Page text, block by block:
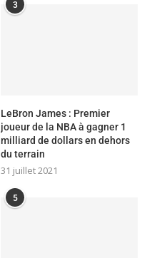
3
LeBron James : Premier
joueur de la NBA à gagner 1
milliard de dollars en dehors
du terrain
31 juillet 2021
5